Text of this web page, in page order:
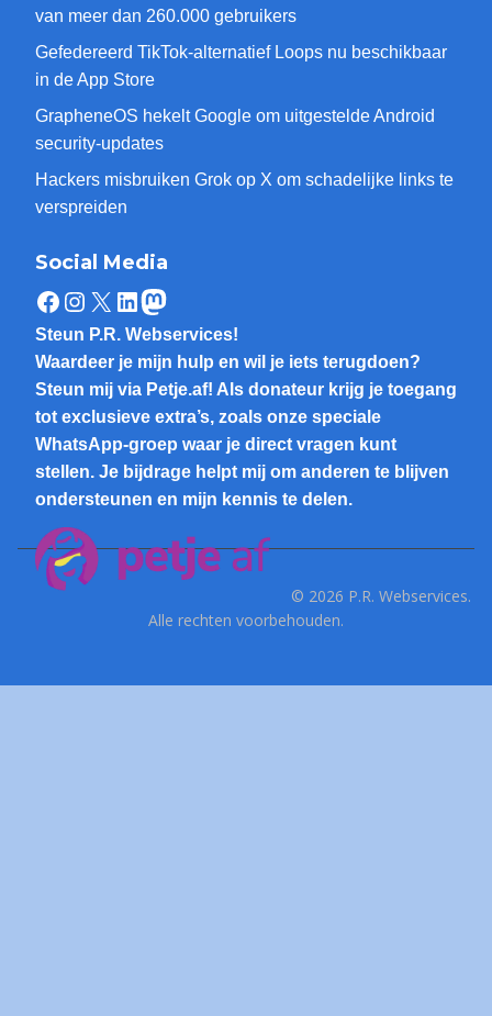
van meer dan 260.000 gebruikers
Gefedereerd TikTok-alternatief Loops nu beschikbaar
in de App Store
GrapheneOS hekelt Google om uitgestelde Android
security-updates
Hackers misbruiken Grok op X om schadelijke links te
verspreiden
Social Media
Facebook
Instagram
X LinkedIn
Mastodon
Steun P.R. Webservices!
Waardeer je mijn hulp en wil je iets terugdoen?
Steun mij via Petje.af! Als donateur krijg je toegang
tot exclusieve extra’s, zoals onze speciale
WhatsApp-groep waar je direct vragen kunt
stellen. Je bijdrage helpt mij om anderen te blijven
ondersteunen en mijn kennis te delen.
© 2026 P.R. Webservices.
Alle rechten voorbehouden.